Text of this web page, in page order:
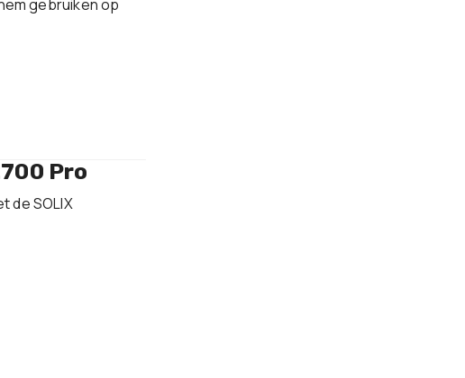
gebruiken op
Pro
de SOLIX